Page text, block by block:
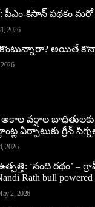
పీఎం-కిసాన్ పథకం మరో
2026
అయితే
| అకాల వర్షాల
ఏర్పాటుకు గ్రీన్‌
2026
‘నంది రథం’ –
Rath bull powered
2, 2026